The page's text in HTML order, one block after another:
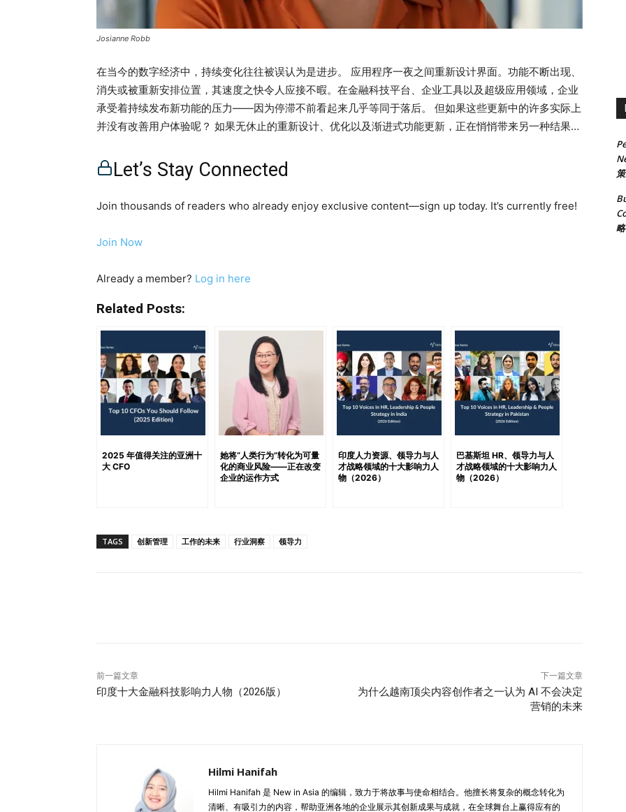
Josianne Robb
在当今的数字经济中，持续变化往往被误认为是进步。 应用程序一夜之间重新设计界面。功能不断出现、
消失或被重新安排位置，其速度之快令人应接不暇。在金融科技平台、企业工具以及超级应用领域，企业
承受着持续发布新功能的压力——因为停滞不前看起来几乎等同于落后。 但如果这些更新中的许多实际上
并没有改善用户体验呢？ 如果无休止的重新设计、优化以及渐进式功能更新，正在悄悄带来另一种结果：
速度视为创新。然而，在持续迭代的势头之下，一个越来越受到关注的问题正在浮现，而很少有组织愿意
公开讨论： 持续改进究竟从什么时候开始，让产品——以及使用这些产品的人——运作得更糟？ 对于拥
有超过30年经验、曾担任亚洲区域首席数字官（Chief Digital Officer）并专注于数字化转型与领导力发
新，”Robb 表示。“我觉得它已经失控了，而这些渐进式改进通常并不值得投入如此大的生产成本，也不
我们已经到了一个需要更多‘减少’而不是‘增加’的阶段。” 亮点永无止境迭代的文化“小改动”背后的运营连锁
https://open.spotify.com/episode/1hjH2MbPxuOA217p3tSLxW?si=12e802e6d51045df 永无止境迭
与度分析以及增长驱动型产品模式，使企业能够以前所未有的速度发布更新。在许多公司中，快速上线已
不仅仅是一种运营能力，而是一种企业文化上的期待。 这种压力可以理解。消费者需求变化迅速，数字化
竞争者不断涌现，而管理层也持续面临向利益相关者和市场展示增长势头的压力。 然而，对持续迭代的追
求，也让“不断适应”逐渐成为一种常态——不仅是对用户而言，对员工以及整个运营生态系统也是如此。
如今的消费者使用的平台中，熟悉的界面可能在毫无预警的情况下消失，工作流程被频繁重组，数字环境
不断要求用户重新学习。从表面上看只是一个小小的设计优化，但长期累积下来，却可能形成巨大的认知
负担。 Robb 认为，许多企业低估了这种适应成本所带来的人性代价。 “从外部来看，过多更新会让用户
感到迷失方向，”她说。“无休止的微调会造成疲劳，并浪费宝贵资源。” 问题不仅仅是使用上的不便。 如
是边缘群体，”Robb 解释道。“内部的一线员工，以及外部数字能力较弱的用户。讽刺的是，这些往往正
内容、文档以及流程。员工自己也需要学习新内容，同时还被要求维持正常业务运作。” 由于这些影响大
多不会直接呈现在终端用户面前，也不会出现在管理层仪表板上，因此往往被严重低估。 然而，对于快速
扩张的企业来说，累积效应可能十分显著。 客服团队需要承受用户的困惑与不满。培训部门必须紧急更新
的交付循环中。 “在内部，一个接一个冲刺（Sprint）而没有喘息空间，最终会导致精疲力竭，”Robb 说
道。 持续紧迫感的常态化，已经成为现代数字化企业最突出的矛盾之一。稳定被视为停滞，而不断发布则
Let’s Stay Connected
Join thousands of readers who already enjoy exclusive content—sign up today. It’s currently free!
Join Now
Already a member? Log in here
Related Posts:
2025 年值得关注的亚洲十
大 CFO
她将“人类行为”转化为可量
化的商业风险——正在改变
企业的运作方式
印度人力资源、领导力与人
才战略领域的十大影响力人
物（2026）
巴基斯坦 HR、领导力与人
才战略领域的十大影响力人
物（2026）
TAGS 创新管理 工作的未来 行业洞察 领导力
前一篇文章
印度十大金融科技影响力人物（2026版）
下一篇文章
为什么越南顶尖内容创作者之一认为 AI 不会决定
营销的未来
Hilmi Hanifah
Hilmi Hanifah 是 New in Asia 的编辑，致力于将故事与使命相结合。他擅长将复杂的概念转化为
清晰、有吸引力的内容，帮助亚洲各地的企业展示其创新成果与成就，在全球舞台上赢得应有的